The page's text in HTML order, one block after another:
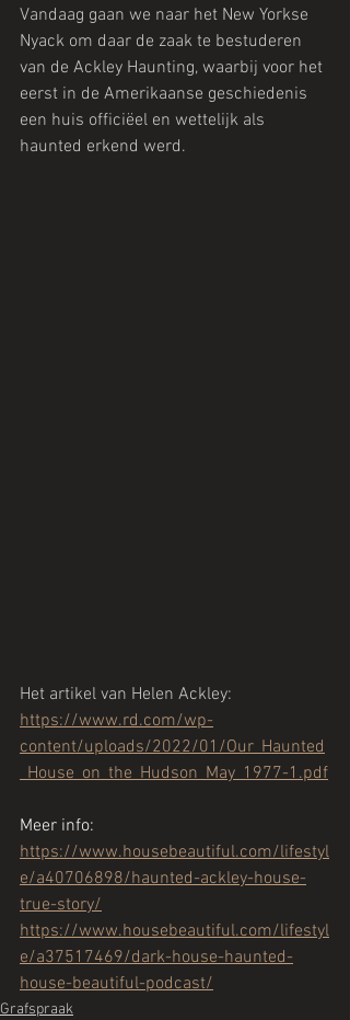
Vandaag gaan we naar het New Yorkse
Nyack om daar de zaak te bestuderen
van de Ackley Haunting, waarbij voor het
eerst in de Amerikaanse geschiedenis
een huis officiëel en wettelijk als
haunted erkend werd.
Het artikel van Helen Ackley:
https://www.rd.com/wp-
content/uploads/2022/01/Our_Haunted
_House_on_the_Hudson_May_1977-1.pdf
Meer info:
https://www.housebeautiful.com/lifestyl
e/a40706898/haunted-ackley-house-
true-story/
https://www.housebeautiful.com/lifestyl
e/a37517469/dark-house-haunted-
house-beautiful-podcast/
Grafspraak